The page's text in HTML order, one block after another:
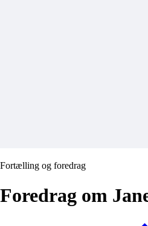
Fortælling og foredrag
Foredrag om